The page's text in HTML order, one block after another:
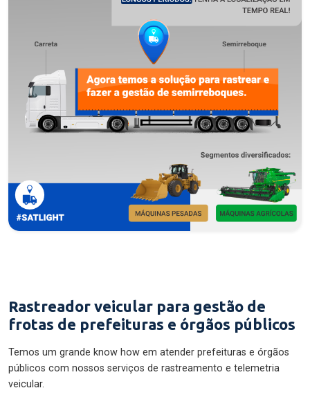
Rastreador veicular para gestão de
frotas de prefeituras e órgãos públicos
Temos um grande know how em atender prefeituras e órgãos
públicos com nossos serviços de rastreamento e telemetria
veicular.